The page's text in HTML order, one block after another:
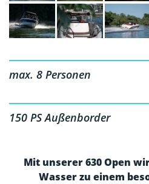
max. 8 Personen
150 PS Außenborder
Mit unserer 630 Open
Wasser zu einem